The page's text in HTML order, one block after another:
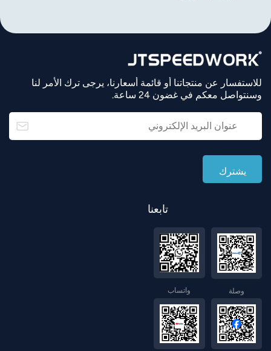
للاستفسار عن منتجاتنا أو قائمة أسعارنا، يرجى ترك الأمر لنا
وسنتواصل معكم في غضون 24 ساعة.
تابعنا
واتساب وصلة